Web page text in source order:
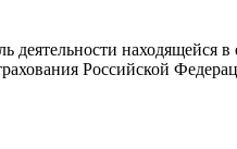
находящейся
Российской